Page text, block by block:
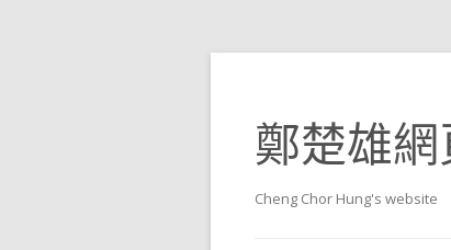
鄭楚雄網
Cheng Chor Hung's website